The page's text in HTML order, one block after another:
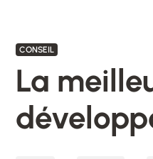
CONSEIL
La